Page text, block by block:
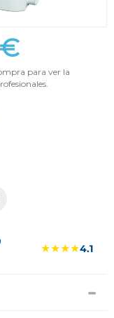
para ver la
★★★★4.1